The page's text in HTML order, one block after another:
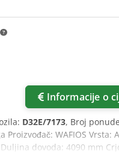
Informacije o
D32E/7173, Broj
WAFIOS Vrsta:
dovoda: 4090 mm